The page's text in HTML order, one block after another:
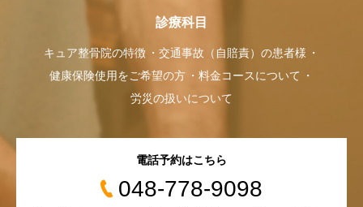
診療科目
キュア整骨院の特徴
交通事故（自賠責）の患者様
健康保険使用をご希望の方
料金コースについて
労災の扱いについて
電話予約はこちら
048-778-9098